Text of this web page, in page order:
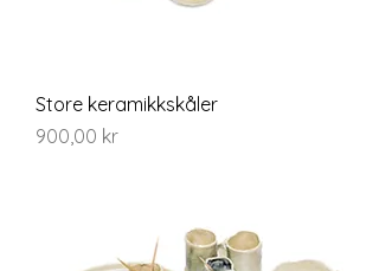
Store keramikkskåler
Pris
900,00 kr